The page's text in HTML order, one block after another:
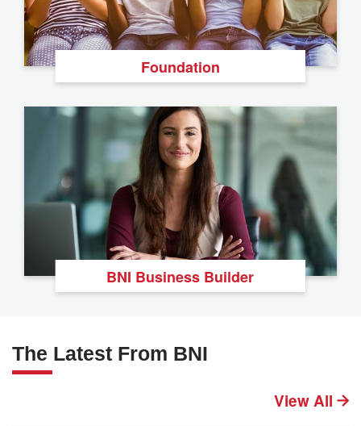
Foundation
BNI Business Builder
The Latest From BNI
View All